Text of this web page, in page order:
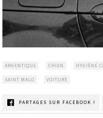
ARGENTIQUE CHIEN HYGIÈNE
SAINT MALO VOITURE
PARTAGES SUR FACEBOOK !